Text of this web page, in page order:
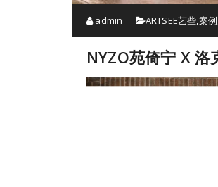
admin ARTSEE艺些,案例
NYZO苑倚宁 X 洛